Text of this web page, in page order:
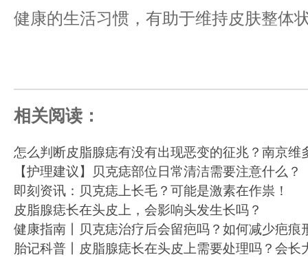
健康的生活习惯，有助于维持皮肤整体
相关阅读：
怎么判断皮脂腺痣有没有出现恶变的征兆？南京维
【护理建议】贝克痣部位日常清洁需要注意什么？
即刻资讯：贝克痣上长毛？可能是激素在作祟！
皮脂腺痣长在头皮上，会影响头发生长吗？
健康指南丨贝克痣治疗后会留疤吗？如何减少疤痕
胎记科普丨皮脂腺痣长在头皮上需要处理吗？会长